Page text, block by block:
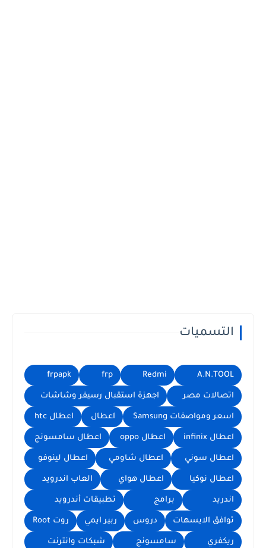
التسميات
A.N.TOOL
Redmi
frp
frpapk
اتصالات مصر اجهزة استقبال رسيفر وشاشات
اسعر ومواصفات Samsung اعطال اعطال htc
اعطال infinix اعطال oppo اعطال سامسونج
اعطال سوني اعطال شاومي اعطال لينوفو
اعطال نوكيا اعطال هواي العاب اندرويد
اندريد برامج تطبيقات أندرويد
توافق الايسهات دروس ربير ايمي روت Root
ريكفري سامسونج شبكات وانترنت